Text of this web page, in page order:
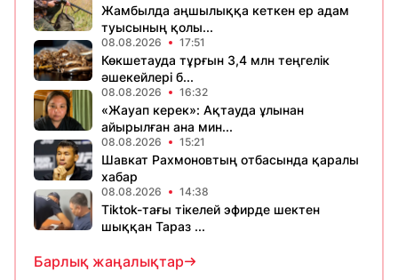
Жамбылда аңшылыққа кеткен ер адам
туысының қолы...
08.08.2026 17:51
Көкшетауда тұрғын 3,4 млн теңгелік
әшекейлері б...
08.08.2026 16:32
«Жауап керек»: Ақтауда ұлынан
айырылған ана мин...
08.08.2026 15:21
Шавкат Рахмоновтың отбасында қаралы
хабар
08.08.2026 14:38
Tiktok-тағы тікелей эфирде шектен
шыққан Тараз ...
Барлық жаңалықтар